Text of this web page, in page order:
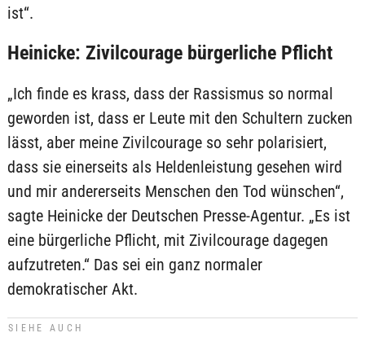
ist“.
Heinicke: Zivilcourage bürgerliche Pflicht
„Ich finde es krass, dass der Rassismus so normal
geworden ist, dass er Leute mit den Schultern zucken
lässt, aber meine Zivilcourage so sehr polarisiert,
dass sie einerseits als Heldenleistung gesehen wird
und mir andererseits Menschen den Tod wünschen“,
sagte Heinicke der Deutschen Presse-Agentur. „Es ist
eine bürgerliche Pflicht, mit Zivilcourage dagegen
aufzutreten.“ Das sei ein ganz normaler
demokratischer Akt.
SIEHE AUCH